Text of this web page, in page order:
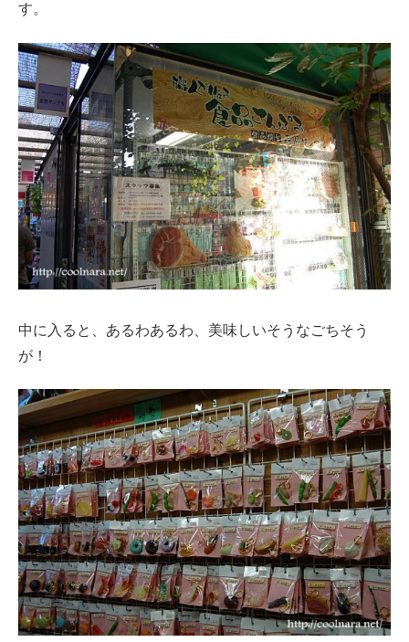
す。
中に入ると、あるわあるわ、美味しいそうなごちそう
が！